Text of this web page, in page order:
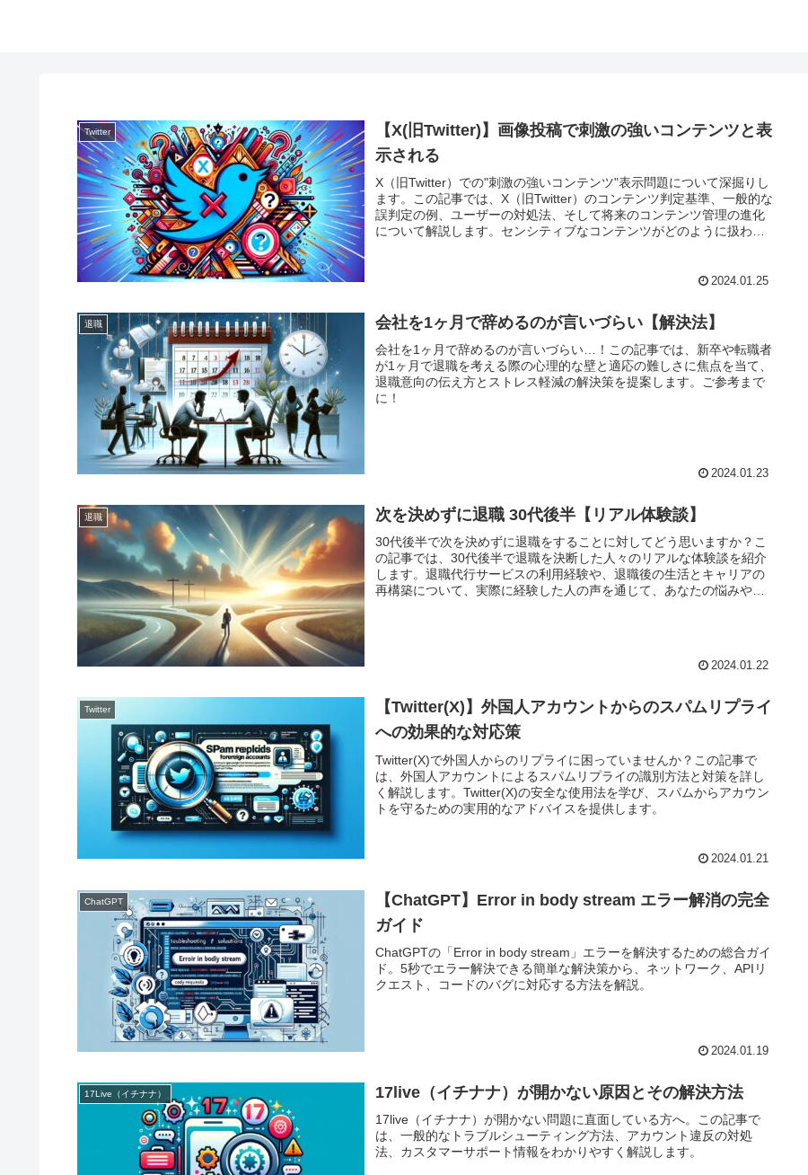
Twitter
【X(旧Twitter)】画像投稿で刺激の強いコンテンツと表
示される
X（旧Twitter）での"刺激の強いコンテンツ"表示問題について深掘りし
ます。この記事では、X（旧Twitter）のコンテンツ判定基準、一般的な
誤判定の例、ユーザーの対処法、そして将来のコンテンツ管理の進化
について解説します。センシティブなコンテンツがどのように扱わ
2024.01.25
退職 会社を1ヶ月で辞めるのが言いづらい【解決法】
会社を1ヶ月で辞めるのが言いづらい…！この記事では、新卒や転職者
が1ヶ月で退職を考える際の心理的な壁と適応の難しさに焦点を当て、
退職意向の伝え方とストレス軽減の解決策を提案します。ご参考まで
に！
2024.01.23
退職 次を決めずに退職 30代後半【リアル体験談】
30代後半で次を決めずに退職をすることに対してどう思いますか？こ
の記事では、30代後半で退職を決断した人々のリアルな体験談を紹介
します。退職代行サービスの利用経験や、退職後の生活とキャリアの
再構築について、実際に経験した人の声を通じて、あなたの悩みや不
2024.01.22
Twitter
【Twitter(X)】外国人アカウントからのスパムリプライ
への効果的な対応策
Twitter(X)で外国人からのリプライに困っていませんか？この記事で
は、外国人アカウントによるスパムリプライの識別方法と対策を詳し
く解説します。Twitter(X)の安全な使用法を学び、スパムからアカウン
トを守るための実用的なアドバイスを提供します。
2024.01.21
ChatGPT
【ChatGPT】Error in body stream エラー解消の完全
ガイド
ChatGPTの「Error in body stream」エラーを解決するための総合ガイ
ド。5秒でエラー解決できる簡単な解決策から、ネットワーク、APIリ
クエスト、コードのバグに対応する方法を解説。
2024.01.19
17Live（イチナナ） 17live（イチナナ）が開かない原因とその解決方法
17live（イチナナ）が開かない問題に直面している方へ。この記事で
は、一般的なトラブルシューティング方法、アカウント違反の対処
法、カスタマーサポート情報をわかりやすく解説します。